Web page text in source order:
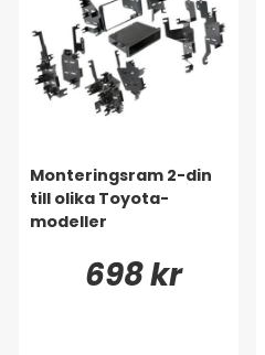
Monteringsram 2-din
till olika Toyota-
modeller
698 kr